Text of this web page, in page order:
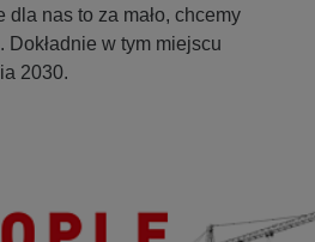
dla nas to za mało, chcemy
w tym miejscu
2030.